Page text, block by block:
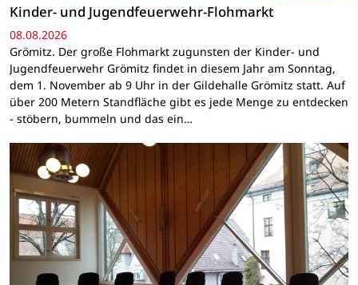
Kinder- und Jugendfeuerwehr-Flohmarkt
08.08.2026
Grömitz. Der große Flohmarkt zugunsten der Kinder- und
Jugendfeuerwehr Grömitz findet in diesem Jahr am Sonntag,
dem 1. November ab 9 Uhr in der Gildehalle Grömitz statt. Auf
über 200 Metern Standfläche gibt es jede Menge zu entdecken
- stöbern, bummeln und das ein…